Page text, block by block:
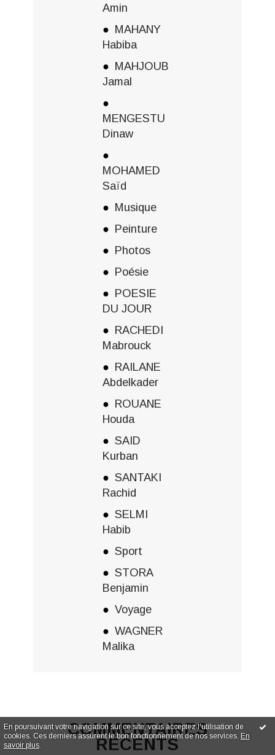
En poursuivant votre navigation sur ce site, vous acceptez l'utilisation de
cookies. Ces derniers assurent le bon fonctionnement de nos services. En
savoir plus.
Amin
MAHANY
Habiba
MAHJOUB
Jamal
MENGESTU
Dinaw
MOHAMED
Saïd
Musique
Peinture
Photos
Poésie
POESIE
DU JOUR
RACHEDI
Mabrouck
RAILANE
Abdelkader
ROUANE
Houda
SAID
Kurban
SANTAKI
Rachid
SELMI
Habib
Sport
STORA
Benjamin
Voyage
WAGNER
Malika
COMMENTAIRES
RÉCENTS